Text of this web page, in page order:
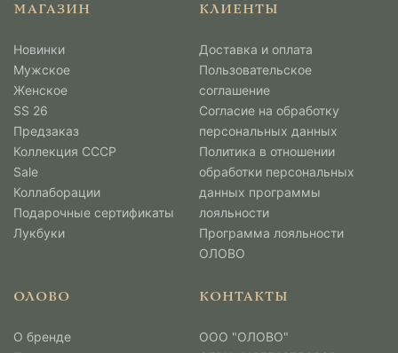
МАГАЗИН
Новинки
Мужcкое
Женское
SS 26
Предзаказ
Коллекция СССР
Sale
Коллаборации
Подарочные сертификаты
Лукбуки
КЛИЕНТЫ
Доставка и оплата
Пользовательское
соглашение
Согласие на обработку
персональных данных
Политика в отношении
обработки персональных
данных программы
лояльности
Программа лояльности
ОЛОВО
ОЛОВО
О бренде
КОНТАКТЫ
ООО "ОЛОВО"